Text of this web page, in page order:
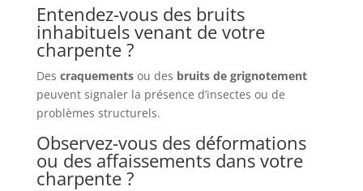
Entendez-vous des bruits
inhabituels venant de votre
charpente ?
Des craquementsou des bruits de grignotement
peuvent signaler la présence d’insectes ou de
problèmes structurels.
Observez-vous des déformations
ou des affaissements dans votre
charpente ?